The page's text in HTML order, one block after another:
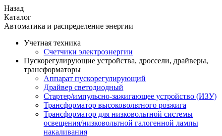
Назад
Каталог
Автоматика и распределение энергии
Учетная техника
Счетчики электроэнергии
Пускорегулирующие устройства, дроссели, драйверы,
трансформаторы
Аппарат пускорегулирующий
Драйвер светодиодный
Стартер/импульсно-зажигающее устройство (ИЗУ)
Трансформатор высоковольтного розжига
Трансформатор для низковольтной системы
освещения/низковольтной галогенной лампы
накаливания